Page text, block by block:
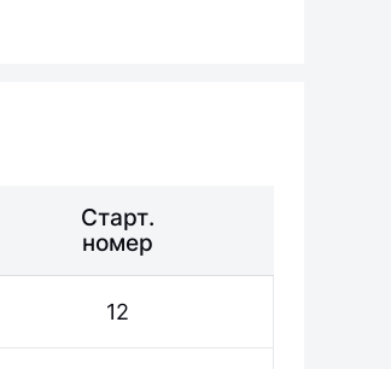
Старт.
номер
12